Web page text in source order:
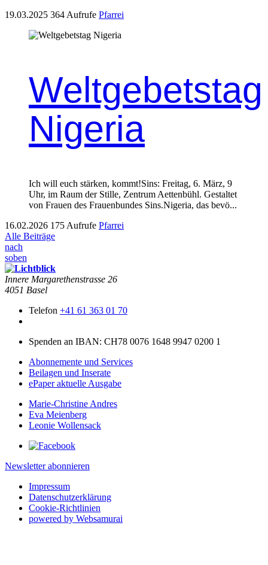
19.03.2025 364 Aufrufe Pfarrei
Weltgebetstag
Nigeria
Ich will euch stärken, kommt!Sins: Fre­itag, 6. März, 9
Uhr, im Raum der Stille, Zen­trum Aet­ten­bühl. Gestal­tet
von Frauen des Frauen­bun­des Sins.Nige­ria, das bevö...
16.02.2026 175 Aufrufe Pfarrei
Alle Beiträge
nach
soben
Innere Mar­garethen­strasse 26
4051 Basel
Telefon +41 61 363 01 70
Spenden an IBAN: CH78 0076 1648 9947 0200 1
Abonnemente und Services
Beilagen und Inserate
ePaper aktuelle Ausgabe
Marie-Christine Andres
Eva Meienberg
Leonie Wollensack
Newsletter abonnieren
Impressum
Datenschutzerklärung
Cookie-Richtlinien
powered by Websamurai